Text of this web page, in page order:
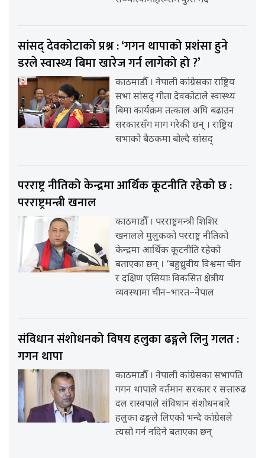
सांसद् देवकोटाको प्रश्न : ‘गगन थापाको प्रशंसा हुने
डरले स्वास्थ्य बिमा खारेज गर्न लागेको हो ?’
काठमाडौँ । नेपाली कांग्रेसका राष्ट्रिय
सभा सांसद् गीता देवकोटाले स्वास्थ्य
बिमा कार्यक्रम तत्काल अघि बढाउन
सरकारसँग माग गरेकी छन् । राष्ट्रिय
सभाको बैठकमा बोल्दै सांसद्
परराष्ट्र नीतिको केन्द्रमा आर्थिक कूटनीति रहेको छ :
परराष्ट्रमन्त्री खनाल
काठमाडौँ । परराष्ट्रमन्त्री शिशिर
खनालले मुलुकको परराष्ट्र नीतिको
केन्द्रमा आर्थिक कूटनीति रहेको
बताएका छन् । ‘बहुध्रुवीय विश्वमा चीन
र दक्षिण एसियाः विकसित क्षेत्रीय
व्यवस्थामा चीन–भारत–नेपाल
संविधान संशोधनको विषय हलुका ढङ्गले लिनु गलत :
गगन थापा
काठमाडौँ । नेपाली कांग्रेसका सभापति
गगन थापाले वर्तमान सरकार र सत्तारुढ
दल रास्वपाले संविधान संशोधनबारे
हलुका ढङ्गले लिएको भन्दै कांग्रेसले
त्यसो गर्न नदिने बताएका छन्